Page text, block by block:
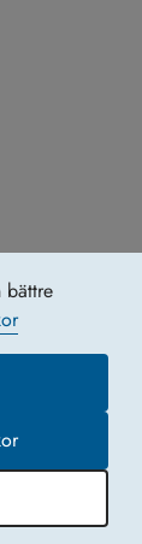
bättre